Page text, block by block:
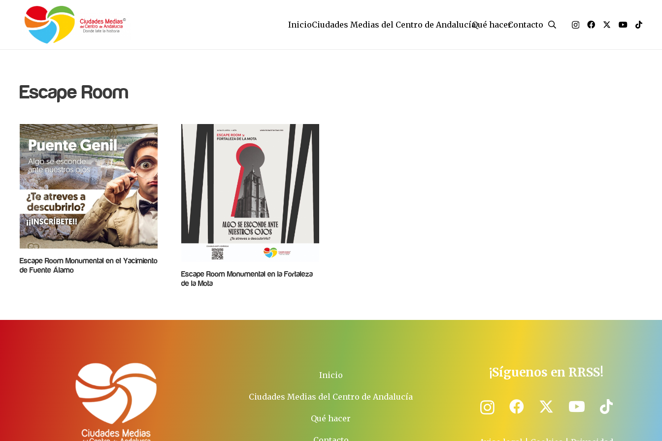
InicioCiudades Medias del Centro de AndalucíaQué hacerContacto
Escape Room
Escape Room Monumental en el Yacimiento
de Fuente Álamo
Escape Room Monumental en la Fortaleza
de la Mota
Inicio
Ciudades Medias del Centro de Andalucía
Qué hacer
¡Síguenos en RRSS!